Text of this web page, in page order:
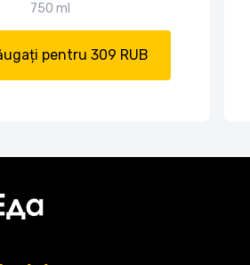
750 ml
pentru 309 RUB